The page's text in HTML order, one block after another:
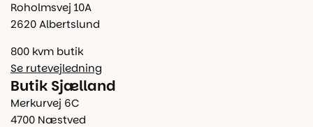
Roholmsvej 10A
2620 Albertslund
800 kvm butik
Se rutevejledning
Butik Sjælland
Merkurvej 6C
4700 Næstved